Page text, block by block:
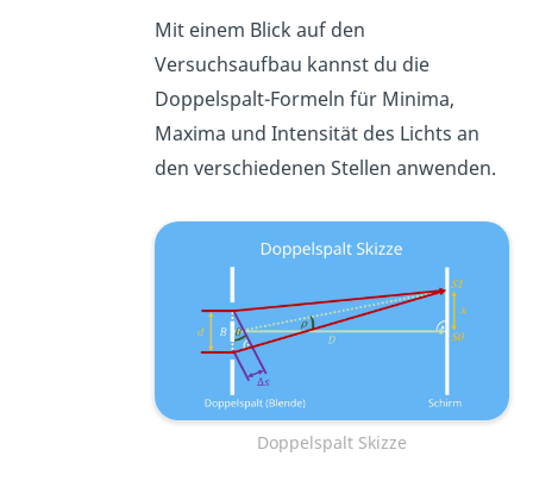
Mit einem Blick auf den
Versuchsaufbau kannst du die
Doppelspalt-Formeln für Minima,
Maxima und Intensität des Lichts an
den verschiedenen Stellen anwenden.
Doppelspalt Skizze